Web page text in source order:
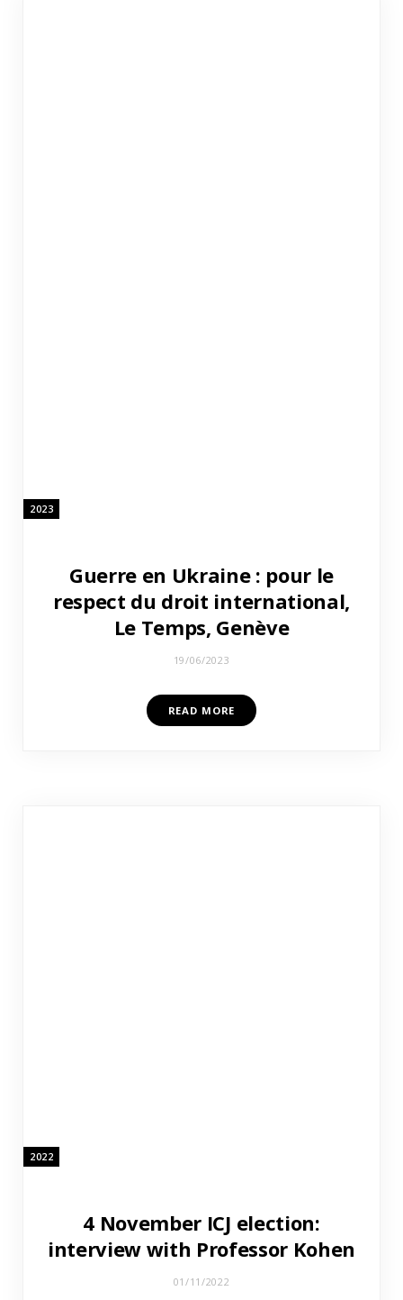
2023
Guerre en Ukraine : pour le
respect du droit international,
Le Temps, Genève
19/06/2023
READ MORE
2022
4 November ICJ election:
interview with Professor Kohen
01/11/2022